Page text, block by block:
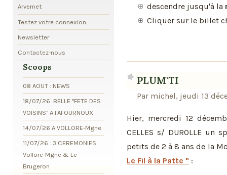
descendre jusqu'à la
Cliquer sur le billet
PLUM'TI
Par michel, jeudi 13
Hier, mercredi 12
CELLES s/ DUROLLE
petits de 2 à 8 ans de la
Le Fil à la Patte " :
Arvernet
Testez votre connexion
Newsletter
Contactez-nous
Scoops
08 AOUT : NEWS
18/07/26: BELLE "FETE DES
VOISINS" A FAFOURNOUX
14/07/26 A VOLLORE-Mgne
11/07/26 : 3 CEREMONIES
Vollore-Mgne & Le
Brugeron